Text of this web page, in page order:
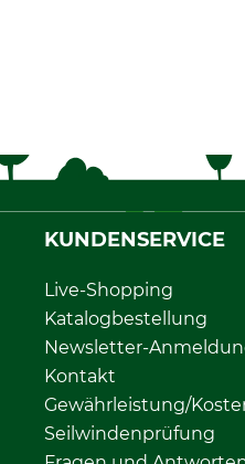
KUNDENSERVICE
Live-Shopping
Katalogbestellung
Newsletter-
Kontakt
Gewährleistung/
Seilwindenprüfung